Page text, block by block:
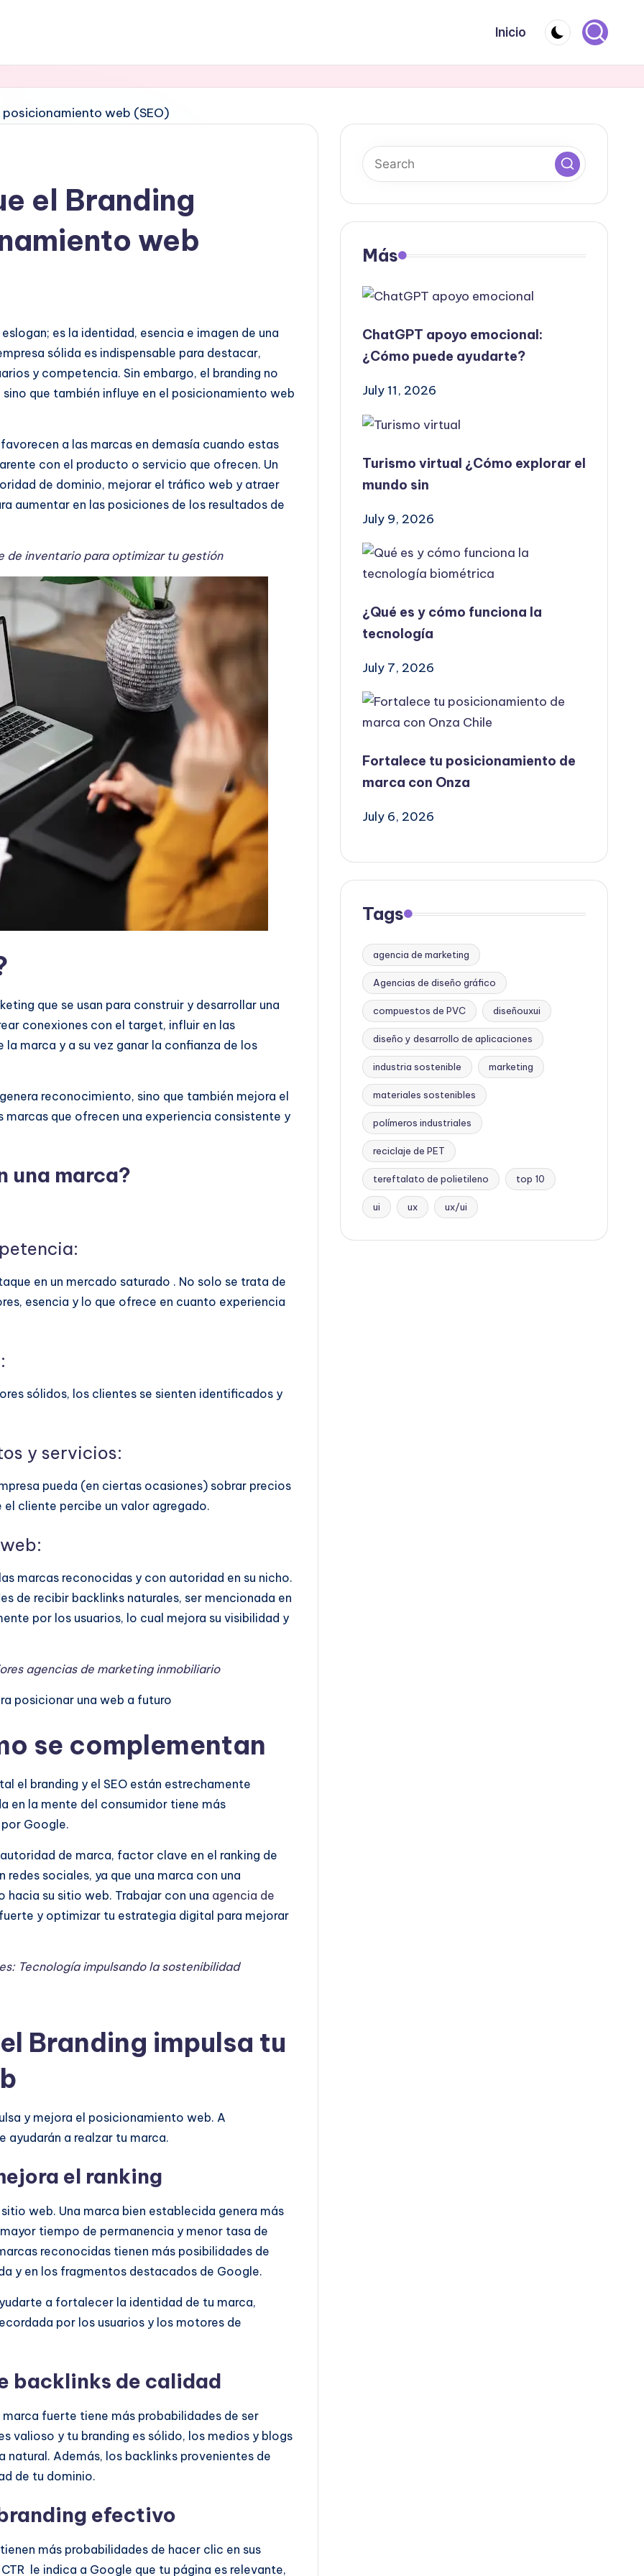
Inicio
el Branding
web
es la identidad, esencia e imagen de una
sólida es indispensable para destacar,
y competencia. Sin embargo, el branding no
que también influye en el posicionamiento web
a las marcas en demasía cuando estas
con el producto o servicio que ofrecen. Un
de dominio, mejorar el tráfico web y atraer
aumentar en las posiciones de los resultados de
de inventario para optimizar tu gestión
que se usan para construir y desarrollar una
conexiones con el target, influir en las
marca y a su vez ganar la confianza de los
reconocimiento, sino que también mejora el
marcas que ofrecen una experiencia consistente y
una marca?
en un mercado saturado . No solo se trata de
esencia y lo que ofrece en cuanto experiencia
sólidos, los clientes se sienten identificados y
y servicios:
pueda (en ciertas ocasiones) sobrar precios
cliente percibe un valor agregado.
marcas reconocidas y con autoridad en su nicho.
de recibir backlinks naturales, ser mencionada en
por los usuarios, lo cual mejora su visibilidad y
agencias de marketing inmobiliario
se complementan
el branding y el SEO están estrechamente
en la mente del consumidor tiene más
Google.
de marca, factor clave en el ranking de
sociales, ya que una marca con una
hacia su sitio web. Trabajar con una agencia de
y optimizar tu estrategia digital para mejorar
Tecnología impulsando la sostenibilidad
Branding impulsa tu
y mejora el posicionamiento web. A
ayudarán a realzar tu marca.
el ranking
web. Una marca bien establecida genera más
tiempo de permanencia y menor tasa de
reconocidas tienen más posibilidades de
y en los fragmentos destacados de Google.
a fortalecer la identidad de tu marca,
por los usuarios y los motores de
backlinks de calidad
marca fuerte tiene más probabilidades de ser
valioso y tu branding es sólido, los medios y blogs
Además, los backlinks provenientes de
de tu dominio.
efectivo
más probabilidades de hacer clic en sus
CTR le indica a Google que tu página es relevante,
Más
ChatGPT apoyo emocional:
¿Cómo puede ayudarte?
July 11, 2026
Turismo virtual ¿Cómo explorar el
mundo sin
July 9, 2026
¿Qué es y cómo funciona la
tecnología
July 7, 2026
Fortalece tu posicionamiento de
marca con Onza
July 6, 2026
Tags
agencia de marketing
Agencias de diseño gráfico
compuestos de PVC diseñouxui
diseño y desarrollo de aplicaciones
industria sostenible marketing
materiales sostenibles
polímeros industriales
reciclaje de PET
tereftalato de polietileno top 10
ui ux ux/ui